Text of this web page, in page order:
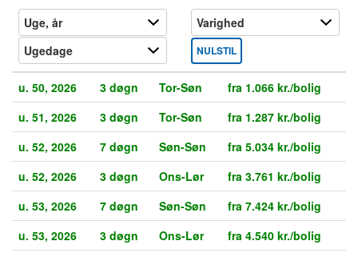
NULSTIL
u. 50, 2026 3 døgn Tor-Søn
fra 1.066 kr./bolig
u. 51, 2026
3 døgn Tor-Søn
fra 1.287 kr./bolig
u. 52, 2026
7 døgn Søn-Søn
fra 5.034 kr./bolig
u. 52, 2026
3 døgn Ons-Lør
fra 3.761 kr./bolig
u. 53, 2026
7 døgn Søn-Søn
fra 7.424 kr./bolig
u. 53, 2026
3 døgn Ons-Lør
fra 4.540 kr./bolig